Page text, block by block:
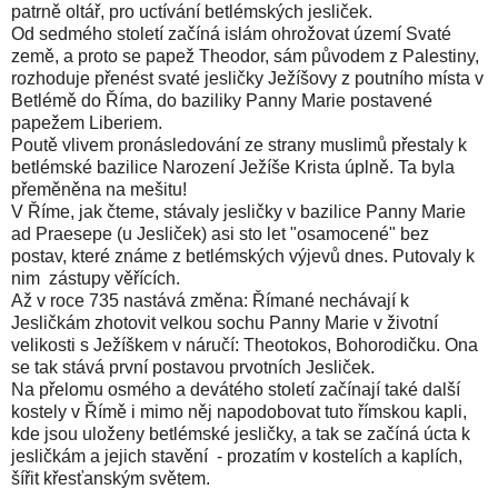
patrně oltář, pro uctívání betlémských jesliček.
Od sedmého století začíná islám ohrožovat území Svaté
země, a proto se papež Theodor, sám původem z Palestiny,
rozhoduje přenést svaté jesličky Ježíšovy z poutního místa v
Betlémě do Říma, do baziliky Panny Marie postavené
papežem Liberiem.
Poutě vlivem pronásledování ze strany muslimů přestaly k
betlémské bazilice Narození Ježíše Krista úplně. Ta byla
přeměněna na mešitu!
V Říme, jak čteme, stávaly jesličky v bazilice Panny Marie
ad Praesepe (u Jesliček) asi sto let "osamocené" bez
postav, které známe z betlémských výjevů dnes. Putovaly k
nim zástupy věřících.
Až v roce 735 nastává změna: Římané nechávají k
Jesličkám zhotovit velkou sochu Panny Marie v životní
velikosti s Ježíškem v náručí: Theotokos, Bohorodičku. Ona
se tak stává první postavou prvotních Jesliček.
Na přelomu osmého a devátého století začínají také další
kostely v Římě i mimo něj napodobovat tuto římskou kapli,
kde jsou uloženy betlémské jesličky, a tak se začíná úcta k
jesličkám a jejich stavění - prozatím v kostelích a kaplích,
šířit křesťanským světem.